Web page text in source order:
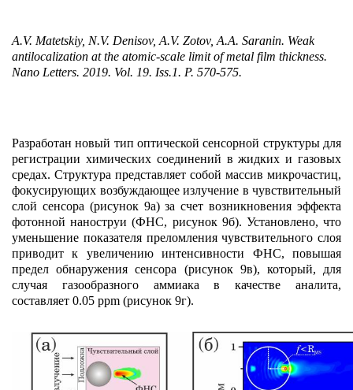
A.V. Matetskiy, N.V. Denisov, A.V. Zotov, A.A. Saranin. Weak
antilocalization at the atomic-scale limit of metal film thickness.
Nano Letters. 2019. Vol. 19. Iss.1. P. 570-575.
Разработан новый тип оптической сенсорной структуры для
регистрации химических соединений в жидких и газовых
средах. Структура представляет собой массив микрочастиц,
фокусирующих возбуждающее излучение в чувствительный
слой сенсора (рисунок 9а) за счет возникновения эффекта
фотонной наноструи (ФНС, рисунок 9б). Установлено, что
уменьшение показателя преломления чувствительного слоя
приводит к увеличению интенсивности ФНС, повышая
предел обнаружения сенсора (рисунок 9в), который, для
случая газообразного аммиака в качестве аналита,
составляет 0.05 ppm (рисунок 9г).